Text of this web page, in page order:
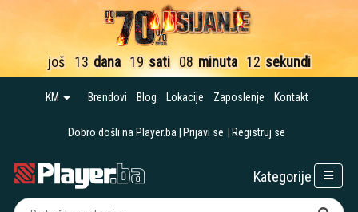
još 13 dana 19 sati 08 minuta 12 sekundi
KM Brendovi Blog Lokacije Zaposlenje Kontakt
Dobro došli na Player.ba Prijavi se Registruj se
Kategorije